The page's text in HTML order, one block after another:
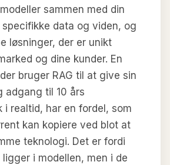
sammen med din
data og viden, og
løsninger, der er unikt
og dine kunder. En
bruger RAG til at give sin
adgang til 10 års
i realtid, har en fordel, som
kan kopiere ved blot at
teknologi. Det er fordi
i modellen, men i de